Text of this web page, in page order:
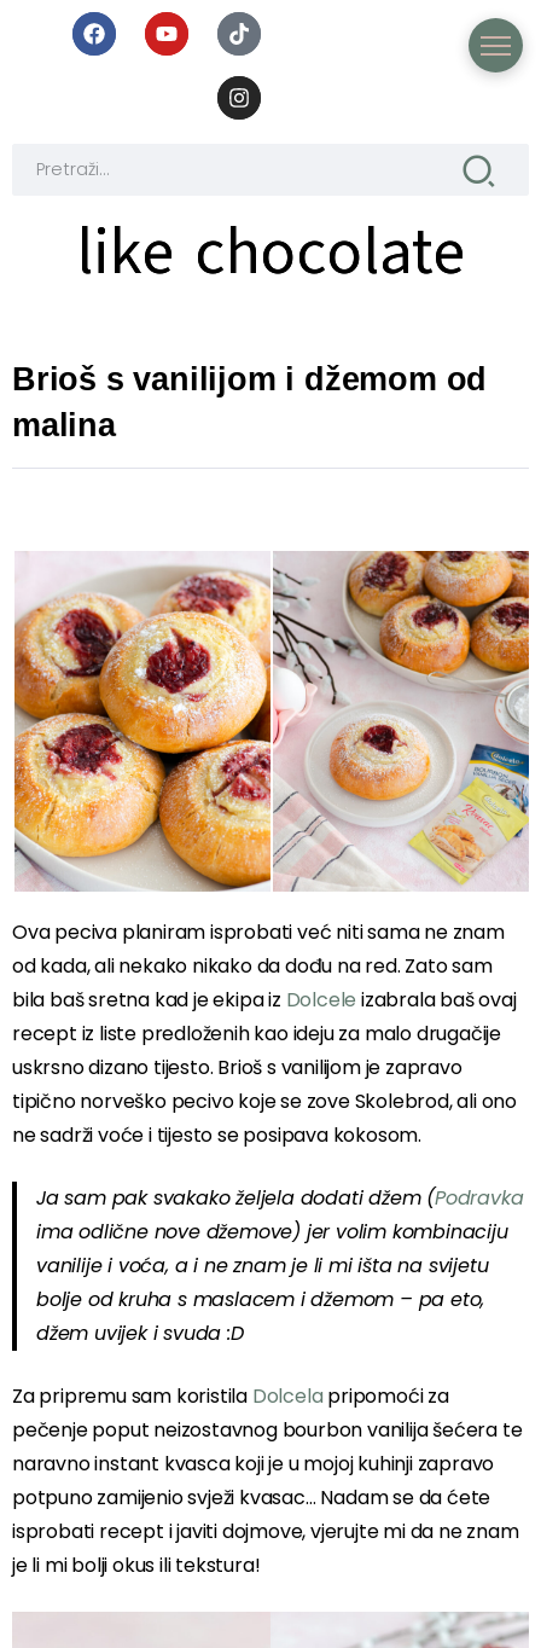
like chocolate
like chocolate
Brioš s vanilijom i džemom od
malina
Ova peciva planiram isprobati već niti sama ne znam
od kada, ali nekako nikako da dođu na red. Zato sam
bila baš sretna kad je ekipa iz Dolceleizabrala baš ovaj
recept iz liste predloženih kao ideju za malo drugačije
uskrsno dizano tijesto. Brioš s vanilijom je zapravo
tipično norveško pecivo koje se zove Skolebrod, ali ono
ne sadrži voće i tijesto se posipava kokosom.
Ja sam pak svakako željela dodati džem (Podravka
ima odlične nove džemove) jer volim kombinaciju
vanilije i voća, a i ne znam je li mi išta na svijetu
bolje od kruha s maslacem i džemom – pa eto,
džem uvijek i svuda :D
Za pripremu sam koristila Dolcela pripomoći za
pečenje poput neizostavnog bourbon vanilija šećera te
naravno instant kvasca koji je u mojoj kuhinji zapravo
potpuno zamijenio svježi kvasac… Nadam se da ćete
isprobati recept i javiti dojmove, vjerujte mi da ne znam
je li mi bolji okus ili tekstura!